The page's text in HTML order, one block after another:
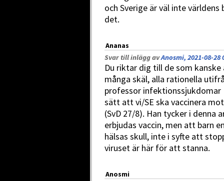
och Sverige är väl inte
det.
Ananas
Svar till inlägg avAnosmi, 2021-08-28
Du riktar dig till de som
många skäl, alla rationella
professor
sätt att vi/SE ska vaccinera
(SvD 27/8). Han tycker i denna
erbjudas vaccin, men att barn
hälsas skull, inte i syfte att
viruset är här för att stanna.
Anosmi